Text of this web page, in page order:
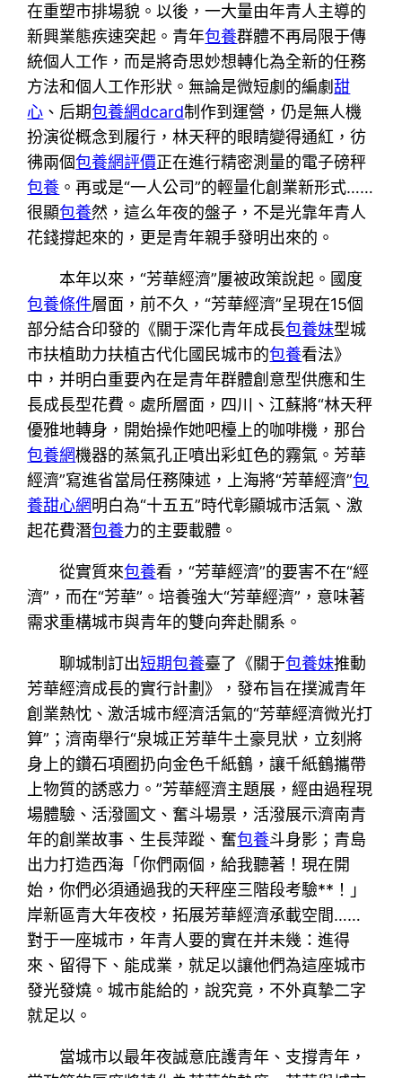
在重塑市排場貌。以後，一大量由年青人主導的
新興業態疾速突起。青年包養群體不再局限于傳
統個人工作，而是將奇思妙想轉化為全新的任務
方法和個人工作形狀。無論是微短劇的編劇甜
心 、后期包養網dcard制作到運營，仍是無人機
扮演從概念到履行，林天秤的眼睛變得通紅，彷
彿兩個包養網評價正在進行精密測量的電子磅秤
包養 。再或是“一人公司”的輕量化創業新形式……
很顯包養然，這么年夜的盤子，不是光靠年青人
花錢撐起來的，更是青年親手發明出來的。
本年以來，“芳華經濟”屢被政策說起。國度
包養條件層面，前不久，“芳華經濟”呈現在15個
部分結合印發的《關于深化青年成長包養妹型城
市扶植助力扶植古代化國民城市的包養看法》
中，并明白重要內在是青年群體創意型供應和生
長成長型花費。處所層面，四川、江蘇將“林天秤
優雅地轉身，開始操作她吧檯上的咖啡機，那台
包養網機器的蒸氣孔正噴出彩虹色的霧氣。芳華
經濟”寫進省當局任務陳述，上海將“芳華經濟”包
養甜心網明白為“十五五”時代彰顯城市活氣、激
起花費潛包養力的主要載體。
從實質來包養看，“芳華經濟”的要害不在“經
濟”，而在“芳華”。培養強大“芳華經濟”，意味著
需求重構城市與青年的雙向奔赴關系。
聊城制訂出短期包養臺了《關于包養妹推動
芳華經濟成長的實行計劃》，發布旨在撲滅青年
創業熱忱、激活城市經濟活氣的“芳華經濟微光打
算”；濟南舉行“泉城正芳華牛土豪見狀，立刻將
身上的鑽石項圈扔向金色千紙鶴，讓千紙鶴攜帶
上物質的誘惑力。”芳華經濟主題展，經由過程現
場體驗、活潑圖文、奮斗場景，活潑展示濟南青
年的創業故事、生長萍蹤、奮包養斗身影；青島
出力打造西海「你們兩個，給我聽著！現在開
始，你們必須通過我的天秤座三階段考驗**！」
岸新區青大年夜校，拓展芳華經濟承載空間……
對于一座城市，年青人要的實在并未幾：進得
來、留得下、能成業，就足以讓他們為這座城市
發光發燒。城市能給的，說究竟，不外真摯二字
就足以。
當城市以最年夜誠意庇護青年、支撐青年，